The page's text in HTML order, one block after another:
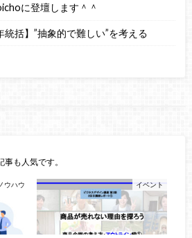
に登壇します＾＾
統括】”抽象的で難しい”を考える
事も人気です。
ノウハウ イベント